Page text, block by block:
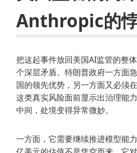
Anthropic的
把这起事件放回美国AI监管的整
个深层矛盾。特朗普政府一方面
国的领先优势，另一方面又必须
这类真实风险面前显示出治理能
中间，处境变得异常微妙。
一方面，它需要继续推进模型能